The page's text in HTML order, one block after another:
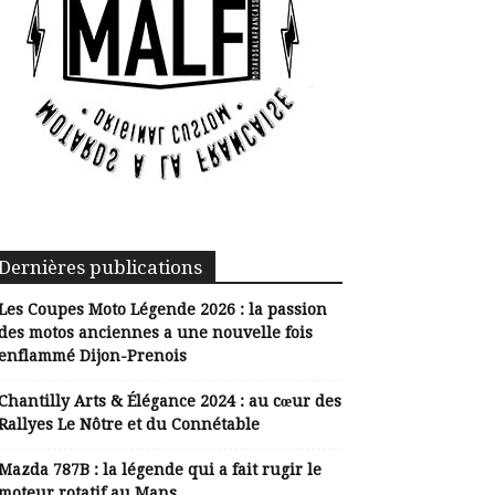
publications
Coupes Moto Légende 2026 : la passion
motos anciennes a une nouvelle fois
Dijon-Prenois
Arts & Élégance 2024 : au cœur des
Le Nôtre et du Connétable
787B : la légende qui a fait rugir le